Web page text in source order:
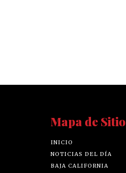
Mapa de Sitio
INICIO
NOTICIAS DEL DÍA
BAJA CALIFORNIA